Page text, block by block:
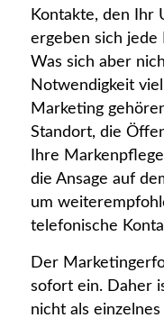
Kontakte, den Ihr
ergeben sich jede
Was sich aber
Notwendigkeit
Marketing
Standort, die
Ihre
die Ansage auf
um
telefonische
Der
sofort ein. Daher
nicht als